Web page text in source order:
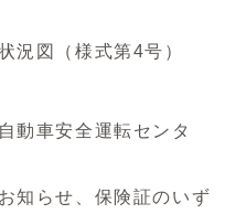
況図（様式第4号）
動車安全運転センタ
知らせ、保険証のいず